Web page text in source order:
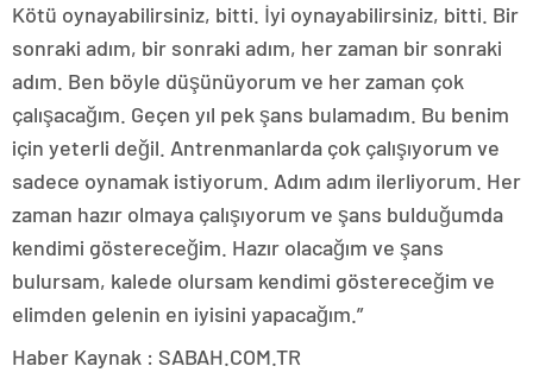
Kötü oynayabilirsiniz, bitti. İyi oynayabilirsiniz, bitti. Bir
sonraki adım, bir sonraki adım, her zaman bir sonraki
adım. Ben böyle düşünüyorum ve her zaman çok
çalışacağım. Geçen yıl pek şans bulamadım. Bu benim
için yeterli değil. Antrenmanlarda çok çalışıyorum ve
sadece oynamak istiyorum. Adım adım ilerliyorum. Her
zaman hazır olmaya çalışıyorum ve şans bulduğumda
kendimi göstereceğim. Hazır olacağım ve şans
bulursam, kalede olursam kendimi göstereceğim ve
elimden gelenin en iyisini yapacağım.”
Haber Kaynak : SABAH.COM.TR